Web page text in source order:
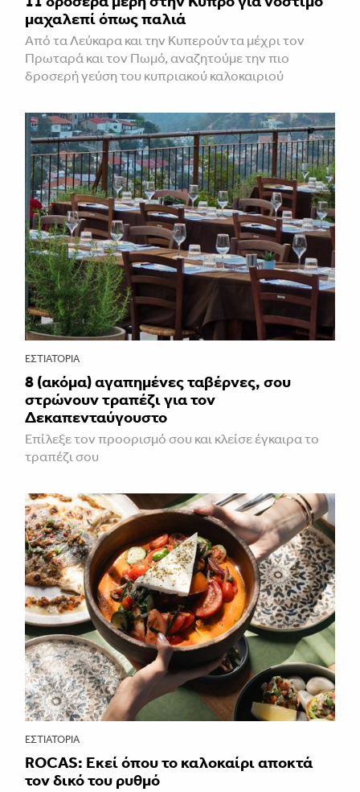
μαχαλεπί όπως παλιά
Από τα Λεύκαρα και την Κυπερούντα μέχρι τον
Πρωταρά και τον Πωμό, αναζητούμε την πιο
δροσερή γεύση του κυπριακού καλοκαιριού
ΕΣΤΙΑΤΌΡΙΑ
8 (ακόμα) αγαπημένες ταβέρνες, σου
στρώνουν τραπέζι για τον
Δεκαπενταύγουστο
Επίλεξε τον προορισμό σου και κλείσε έγκαιρα το
τραπέζι σου
ΕΣΤΙΑΤΌΡΙΑ
ROCAS: Εκεί όπου το καλοκαίρι αποκτά
τον δικό του ρυθμό